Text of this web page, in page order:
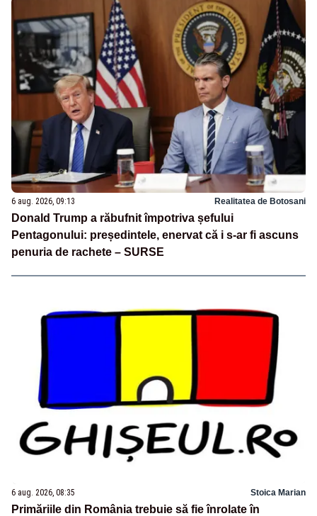
6 aug. 2026, 09:13 Realitatea de Botosani
Donald Trump a răbufnit împotriva șefului
Pentagonului: președintele, enervat că i s-ar fi ascuns
penuria de rachete – SURSE
6 aug. 2026, 08:35 Stoica Marian
Primăriile din România trebuie să fie înrolate în